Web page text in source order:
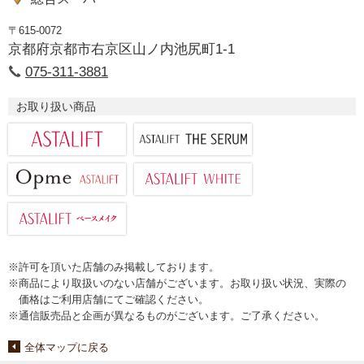
〒615-0072
京都府京都市右京区山ノ内池尻町1-1
075-311-3881
お取り扱い商品
※許可を頂いた店舗のみ掲載しております。
※商品により取扱いのない店舗がございます。お取り扱い状況、実際の
価格はご利用店舗にてご確認ください。
※通信販売品と企画が異なるものがございます。ご了承ください。
全体マップに戻る